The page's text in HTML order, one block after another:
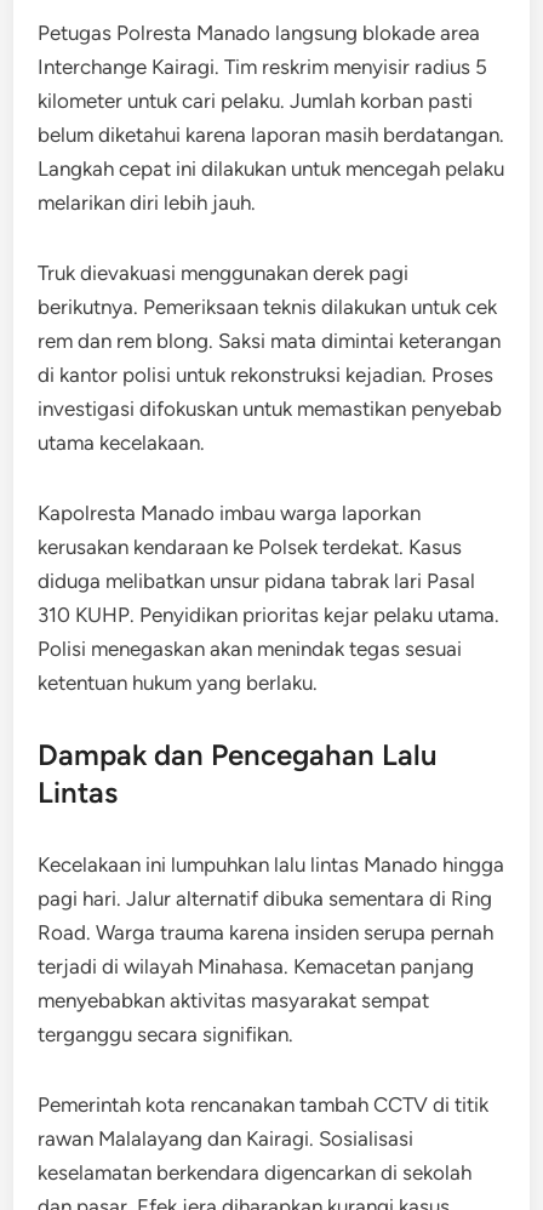
Petugas Polresta Manado langsung blokade area
Interchange Kairagi. Tim reskrim menyisir radius 5
kilometer untuk cari pelaku. Jumlah korban pasti
belum diketahui karena laporan masih berdatangan.
Langkah cepat ini dilakukan untuk mencegah pelaku
melarikan diri lebih jauh.
Truk dievakuasi menggunakan derek pagi
berikutnya. Pemeriksaan teknis dilakukan untuk cek
rem dan rem blong. Saksi mata dimintai keterangan
di kantor polisi untuk rekonstruksi kejadian. Proses
investigasi difokuskan untuk memastikan penyebab
utama kecelakaan.
Kapolresta Manado imbau warga laporkan
kerusakan kendaraan ke Polsek terdekat. Kasus
diduga melibatkan unsur pidana tabrak lari Pasal
310 KUHP. Penyidikan prioritas kejar pelaku utama.
Polisi menegaskan akan menindak tegas sesuai
ketentuan hukum yang berlaku.
Dampak dan Pencegahan Lalu
Lintas
Kecelakaan ini lumpuhkan lalu lintas Manado hingga
pagi hari. Jalur alternatif dibuka sementara di Ring
Road. Warga trauma karena insiden serupa pernah
terjadi di wilayah Minahasa. Kemacetan panjang
menyebabkan aktivitas masyarakat sempat
terganggu secara signifikan.
Pemerintah kota rencanakan tambah CCTV di titik
rawan Malalayang dan Kairagi. Sosialisasi
keselamatan berkendara digencarkan di sekolah